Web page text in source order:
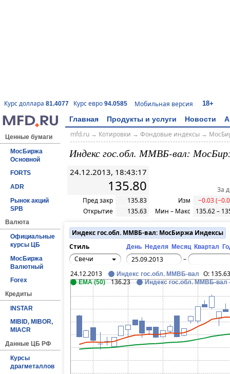
Курс доллара 81.4077 Курс евро 94.0585 Мобильная версия 18+
Главная Продукты и услуги Новости
Ценные бумаги
МосБиржа
Основной
FORTS
ADR
Рынок акций
SPB
Валюта
Официальные
курсы ЦБ
МосБиржа
Валютный
Forex
Кредиты
INSTAR
MIBID, MIBOR,
MIACR
Данные ЦБ РФ
Курсы
драгметаллов
mfd.ru→ Котировки → Фондовые индексы→
Индекс гос.обл. ММВБ-вал:
24.12.2013, 18:43:17
135.80
Пред закр
135.83
Открытие
135.63
За
Изм
−0.03
Мин – Макс
135.62 –
Индекс гос.обл. ММВБ-вал: МосБиржа Индексы
Стиль
День Неделя Месяц Квартал
Свечи
–
24.12.2013
Индекс гос.обл. ММВБ-вал O: 135.63
EMA (50) 136.23 Индекс гос.обл. ММВБ-вал